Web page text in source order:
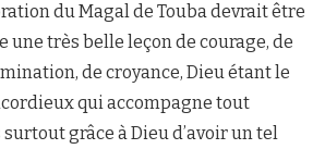
du Magal de Touba devrait être
une très belle leçon de courage, de
de croyance, Dieu étant le
qui accompagne tout
grâce à Dieu d’avoir un tel